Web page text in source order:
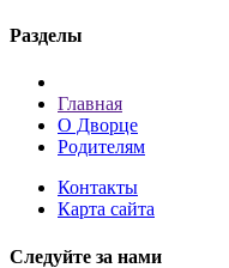
Разделы
Главная
О Дворце
Родителям
Контакты
Карта сайта
Следуйте за нами